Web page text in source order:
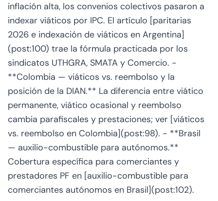
inflación alta, los convenios colectivos pasaron a
indexar viáticos por IPC. El artículo [paritarias
2026 e indexación de viáticos en Argentina]
(post:100) trae la fórmula practicada por los
sindicatos UTHGRA, SMATA y Comercio. -
**Colombia — viáticos vs. reembolso y la
posición de la DIAN.** La diferencia entre viático
permanente, viático ocasional y reembolso
cambia parafiscales y prestaciones; ver [viáticos
vs. reembolso en Colombia](post:98). - **Brasil
— auxilio-combustible para autónomos.**
Cobertura específica para comerciantes y
prestadores PF en [auxilio-combustible para
comerciantes autónomos en Brasil](post:102).